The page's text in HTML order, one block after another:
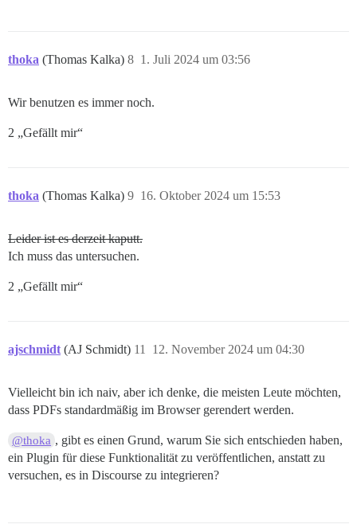
thoka (Thomas Kalka) 1. Juli 2024 um 03:56
8
Wir benutzen es immer noch.
2 „Gefällt mir“
thoka (Thomas Kalka) 16. Oktober 2024 um 15:53
9
Leider ist es derzeit kaputt.
Ich muss das untersuchen.
2 „Gefällt mir“
ajschmidt (AJ Schmidt) 12. November 2024 um 04:30
11
Vielleicht bin ich naiv, aber ich denke, die meisten Leute möchten,
dass PDFs standardmäßig im Browser gerendert werden.
@thoka , gibt es einen Grund, warum Sie sich entschieden haben,
ein Plugin für diese Funktionalität zu veröffentlichen, anstatt zu
versuchen, es in Discourse zu integrieren?